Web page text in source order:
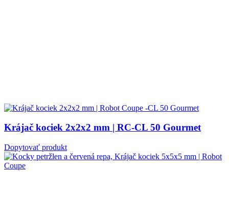
Krájač kociek 2x2x2 mm | RC-CL 50 Gourmet
Dopytovať produkt